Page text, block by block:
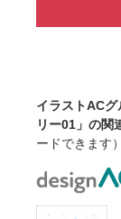
イラストAC
リー01」の関
ードできます）